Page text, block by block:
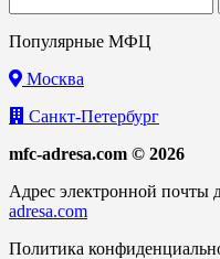
Популярные МФЦ
Москва
Санкт-Петербург
mfc-adresa.com © 2026
Адрес электронной почты
adresa.com
Политика